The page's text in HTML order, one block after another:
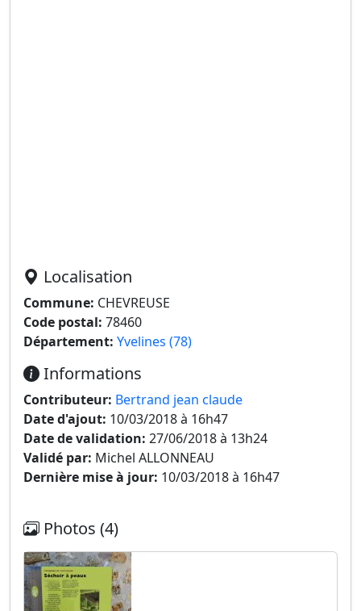
Localisation
Commune: CHEVREUSE
Code postal: 78460
Département: Yvelines (78)
Informations
Contributeur: Bertrand jean claude
Date d'ajout: 10/03/2018 à 16h47
Date de validation: 27/06/2018 à 13h24
Validé par: Michel ALLONNEAU
Dernière mise à jour: 10/03/2018 à 16h47
Photos (4)